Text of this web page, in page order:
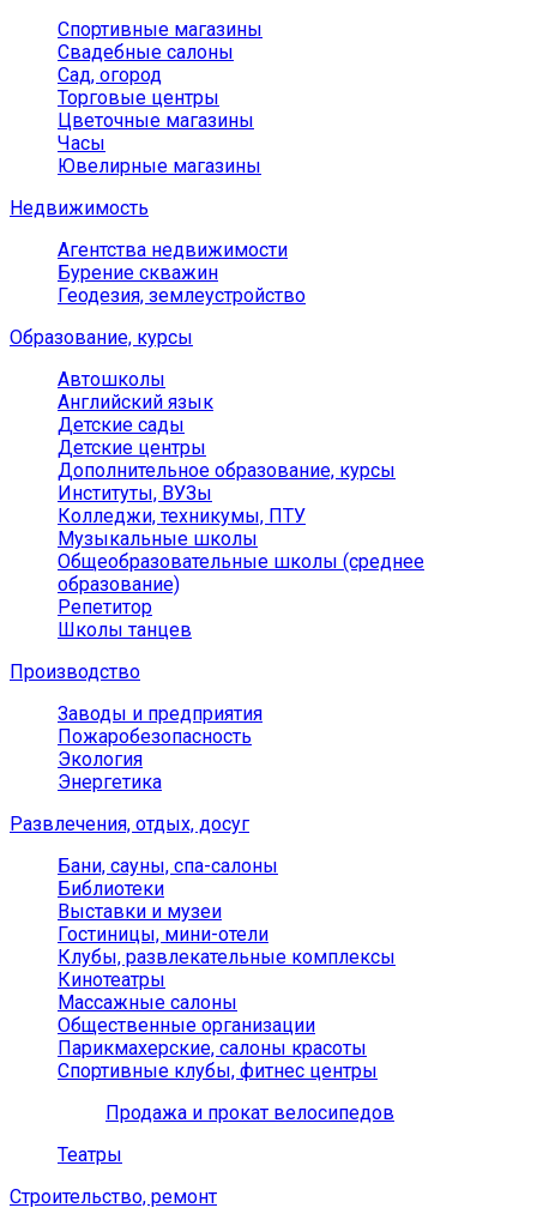
Спортивные магазины
Свадебные салоны
Сад, огород
Торговые центры
Цветочные магазины
Часы
Ювелирные магазины
Недвижимость
Агентства недвижимости
Бурение скважин
Геодезия, землеустройство
Образование, курсы
Автошколы
Английский язык
Детские сады
Детские центры
Дополнительное образование, курсы
Институты, ВУЗы
Колледжи, техникумы, ПТУ
Музыкальные школы
Общеобразовательные школы (среднее
образование)
Репетитор
Школы танцев
Производство
Заводы и предприятия
Пожаробезопасность
Экология
Энергетика
Развлечения, отдых, досуг
Бани, сауны, спа-салоны
Библиотеки
Выставки и музеи
Гостиницы, мини-отели
Клубы, развлекательные комплексы
Кинотеатры
Массажные салоны
Общественные организации
Парикмахерские, салоны красоты
Спортивные клубы, фитнес центры
Продажа и прокат велосипедов
Театры
Строительство, ремонт